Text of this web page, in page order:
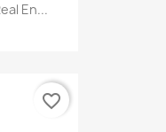
En...
favorite_border